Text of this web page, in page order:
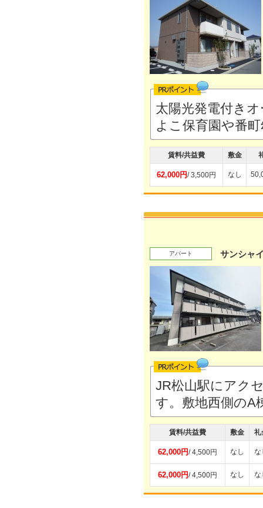
太陽光発電付き
よこ保育園や番
賃料/共益費 敷金
62,000円/ 3,500円 なし
アパート サンシャ
JR松山駅にアク
す。敷地西側のA
賃料/共益費 敷金 礼
62,000円/ 4,500円 なし な
62,000円/ 4,500円 なし な